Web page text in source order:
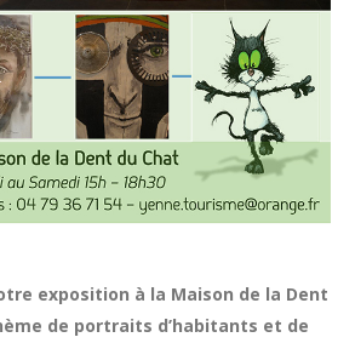
exposition à la Maison de la Dent
de portraits d’habitants et de